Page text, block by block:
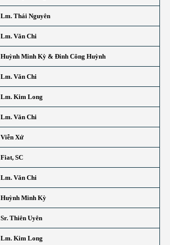
Lm. Thái Nguyên
Lm. Văn Chi
Huỳnh Minh Kỳ & Đinh Công Huỳnh
Lm. Văn Chi
Lm. Kim Long
Lm. Văn Chi
Viễn Xứ
Fiat, SC
Lm. Văn Chi
Huỳnh Minh Kỳ
Sr. Thiên Uyên
Lm. Kim Long